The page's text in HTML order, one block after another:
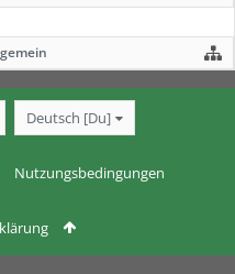
Deutsch [Du]
Nutzungsbedingungen